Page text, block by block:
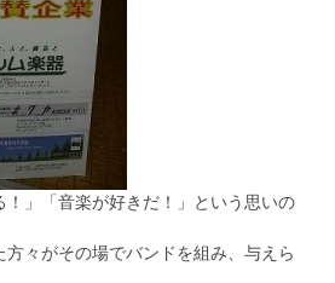
！」「音楽が好きだ！」という思いの
々がその場でバンドを組み、与えら